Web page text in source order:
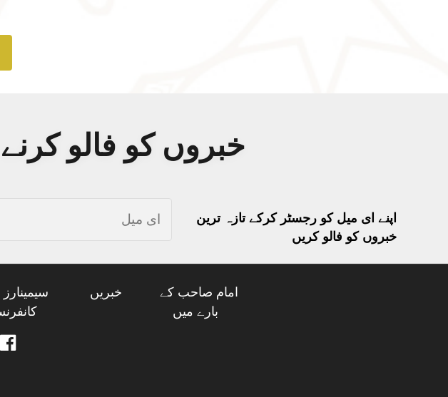
خبروں کو فالو
اپنے ای میل کو رجسٹر کرکے تازہ ترین
خبروں کو فالو کریں
امام صاحب کے
بارے میں
خبریں
سیمینارز